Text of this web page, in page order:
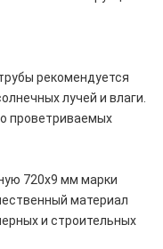
рекомендуется
лучей и влаги.
проветриваемых
720х9 мм марки
материал
и строительных